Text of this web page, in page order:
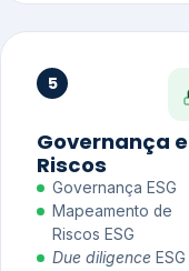
5
Governança e
Riscos
Governança ESG
Mapeamento de
Riscos ESG
Due diligence ESG